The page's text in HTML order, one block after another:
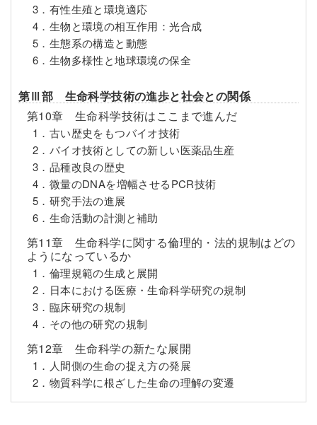
3．有性生殖と環境適応
4．生物と環境の相互作用：光合成
5．生態系の構造と動態
6．生物多様性と地球環境の保全
第Ⅲ部 生命科学技術の進歩と社会との関係
第10章 生命科学技術はここまで進んだ
1．古い歴史をもつバイオ技術
2．バイオ技術としての新しい医薬品生産
3．品種改良の歴史
4．微量のDNAを増幅させるPCR技術
5．研究手法の進展
6．生命活動の計測と補助
第11章 生命科学に関する倫理的・法的規制はどの
ようになっているか
1．倫理規範の生成と展開
2．日本における医療・生命科学研究の規制
3．臨床研究の規制
4．その他の研究の規制
第12章 生命科学の新たな展開
1．人間側の生命の捉え方の発展
2．物質科学に根ざした生命の理解の変遷